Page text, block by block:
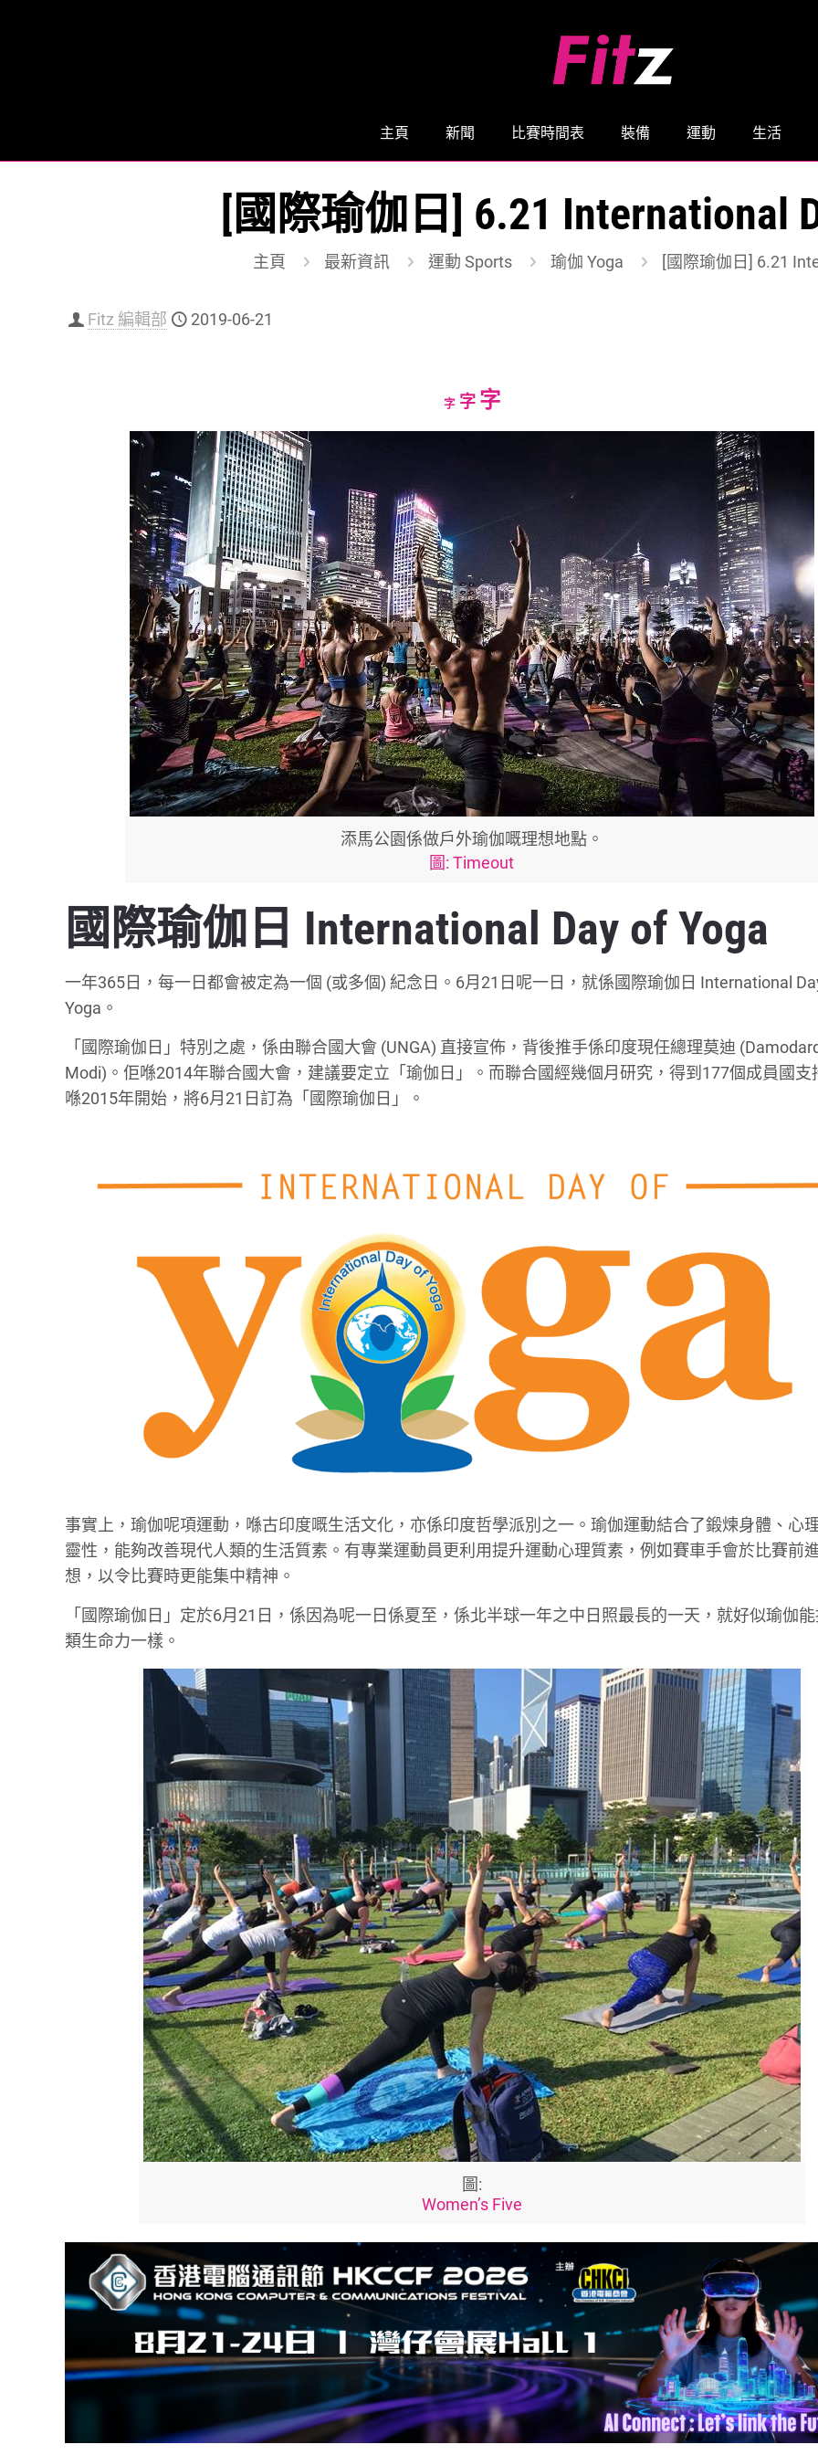
主頁 新聞 比賽時間表 裝備 運動 生活
[國際瑜伽日] 6.21 International
主頁 最新資訊 運動 Sports 瑜伽 Yoga [國際瑜伽日] 6.21
Fitz 編輯部 2019-06-21
字Decrease
字Reset
字Increase
font
添馬公園係做戶外瑜伽嘅理想地點。
圖: Timeout
國際瑜伽日 International Day of Yoga
一年365日，每一日都會被定為一個 (或多個) 紀念日。6月21日呢一日，就係國際瑜伽日 International
Yoga。
「國際瑜伽日」特別之處，係由聯合國大會 (UNGA) 直接宣佈，背後推手係印度現任總理莫迪
Modi)。佢喺2014年聯合國大會，建議要定立「瑜伽日」。而聯合國經幾個月研究，得到177個成員國支
喺2015年開始，將6月21日訂為「國際瑜伽日」。
事實上，瑜伽呢項運動，喺古印度嘅生活文化，亦係印度哲學派別之一。瑜伽運動結合了鍛煉身體、心
靈性，能夠改善現代人類的生活質素。有專業運動員更利用提升運動心理質素，例如賽車手會於比賽前
想，以令比賽時更能集中精神。
「國際瑜伽日」定於6月21日，係因為呢一日係夏至，係北半球一年之中日照最長的一天，就好似瑜伽
類生命力一樣。
圖:
Women’s Five